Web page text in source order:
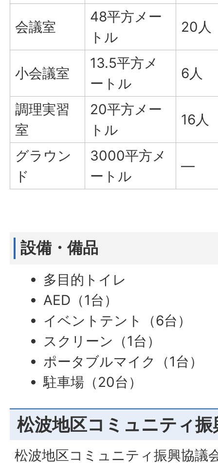
会議室
48平方メー
トル
20人
小会議室
13.5平方メ
ートル
6人
調理実習
室
20平方メー
トル
16人
グラウン
ド
3000平方メ
ートル
―
設備・備品
多目的トイレ
AED（1台）
イベントテント（6台）
スクリーン（1台）
ポータブルマイク（1台）
駐車場（20台）
松波地区コミュニティ
松波地区コミュニティ振興協議